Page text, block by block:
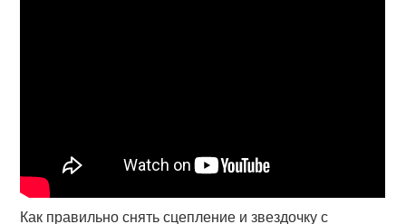
Как правильно снять сцепление и звездочку с